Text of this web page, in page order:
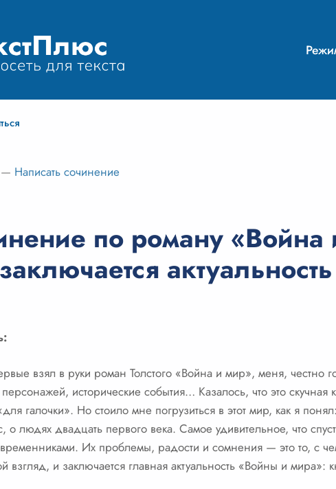
— Написать сочинение
по роману «Война
взял в руки роман Толстого «Война и мир», меня, честно
исторические события… Казалось, что это
галочки». Но стоило мне погрузиться в этот мир, как я
о людях двадцать первого века. Самое удивительное, что
Их проблемы, радости и сомнения — это то, с
взгляд, и заключается главная актуальность «Войны и мира»: